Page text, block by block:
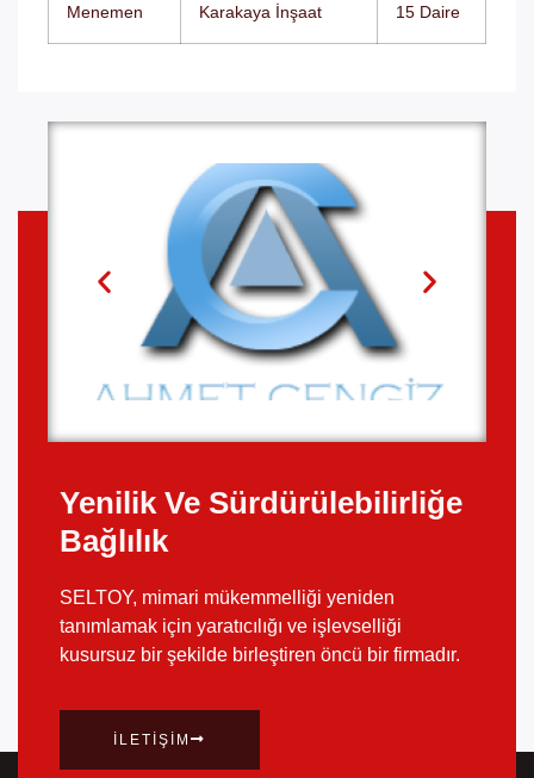
Menemen Karakaya İnşaat 15 Daire
Yenilik Ve Sürdürülebilirliğe
Bağlılık
SELTOY, mimari mükemmelliği yeniden
tanımlamak için yaratıcılığı ve işlevselliği
kusursuz bir şekilde birleştiren öncü bir firmadır.
İLETIŞIM